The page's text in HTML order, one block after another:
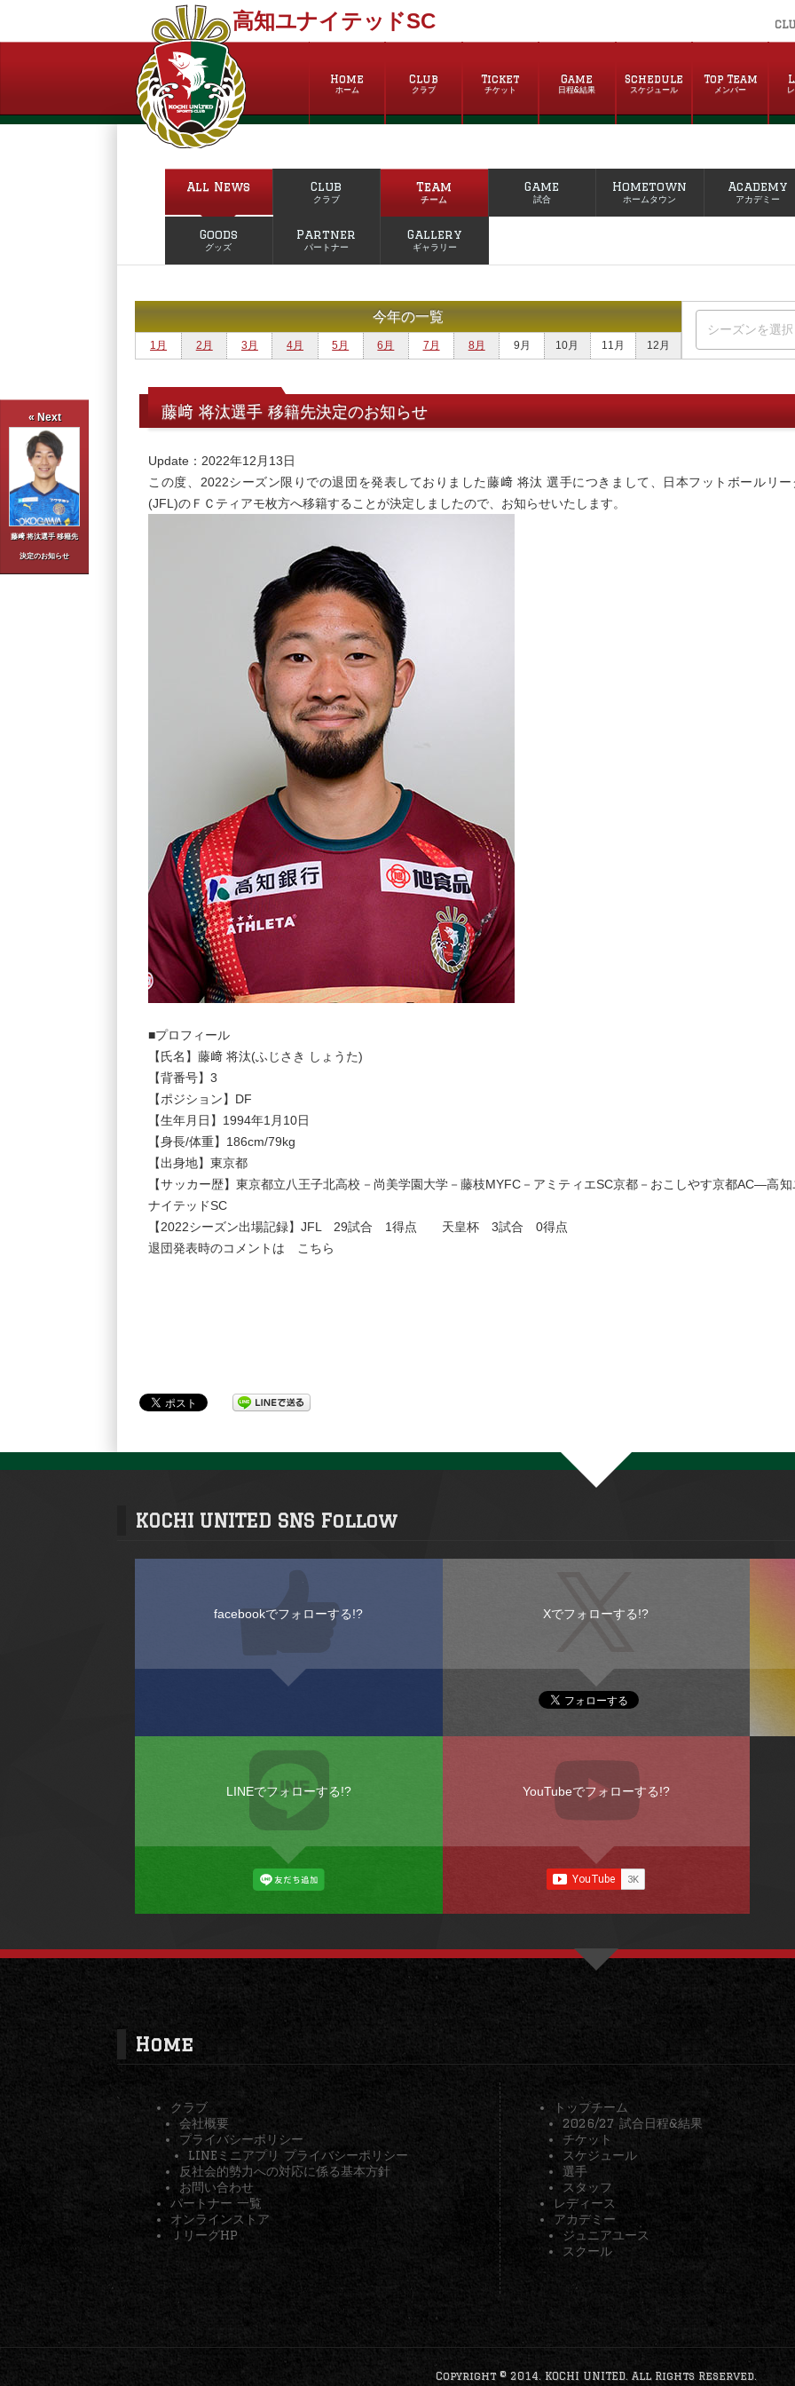
高知ユナイテッドSC
Home
ホーム
Club
クラブ
Ticket
チケット
Game
日程&結果
Schedule
スケジュール
Top Team
メンバー
« Next
藤﨑 将汰選手 移籍先
決定のお知らせ
All News Club
クラブ
Team
チーム
Game
試合
Hometown
ホームタウン
Academy
アカデミー
Goods
グッズ
Partner
パートナー
Gallery
ギャラリー
今年の一覧
1月 2月 3月 4月 5月 6月 7月 8月 9月 10月 11月 12月
藤﨑 将汰選手 移籍先決定のお知らせ
Update：2022年12月13日
この度、2022シーズン限りでの退団を発表しておりました藤﨑 将汰 選手につきまして、日本フットボールリー
(JFL)のＦＣティアモ枚方へ移籍することが決定しましたので、お知らせいたします。
■プロフィール
【氏名】藤﨑 将汰(ふじさき しょうた)
【背番号】3
【ポジション】DF
【生年月日】1994年1月10日
【身長/体重】186cm/79kg
【出身地】東京都
【サッカー歴】東京都立八王子北高校－尚美学園大学－藤枝MYFC－アミティエSC京都－おこしやす京都AC―高知
ナイテッドSC
【2022シーズン出場記録】JFL 29試合 1得点 天皇杯 3試合 0得点
退団発表時のコメントは
こちら
KOCHI UNITED SNS Follow
facebookでフォローする!? Xでフォローする!?
LINEでフォローする!? YouTubeでフォローする!?
Home
クラブ
会社概要
プライバシーポリシー
LINEミニアプリ プライバシーポリシー
反社会的勢力への対応に係る基本方針
お問い合わせ
パートナー 一覧
オンラインストア
ＪリーグHP
トップチーム
2026/27 試合日程&結果
チケット
スケジュール
選手
スタッフ
レディース
アカデミー
ジュニアユース
スクール
Copyright © 2014. KOCHI UNITED. All Rights Reserved.